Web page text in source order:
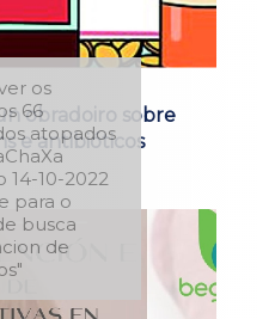
obradoiro sobre
e antibióticos
os
66
atopados
14-10-2022
para o
busca
de